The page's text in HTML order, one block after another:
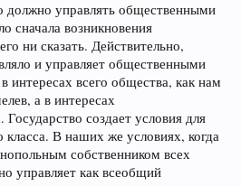
должно управлять общественными
сначала возникновения
ни сказать. Действительно,
и управляет общественными
интересах всего общества, как нам
а в интересах
создает условия для
класса. В наших же условиях, когда
собственником всех
управляет как всеобщий